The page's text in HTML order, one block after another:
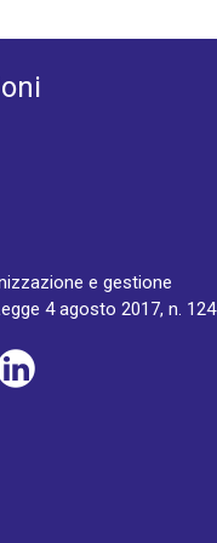
e gestione
4 agosto 2017, n. 124